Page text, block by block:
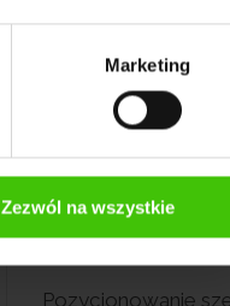
Marketing
Zezwól na wszystkie
Pozycjonowanie